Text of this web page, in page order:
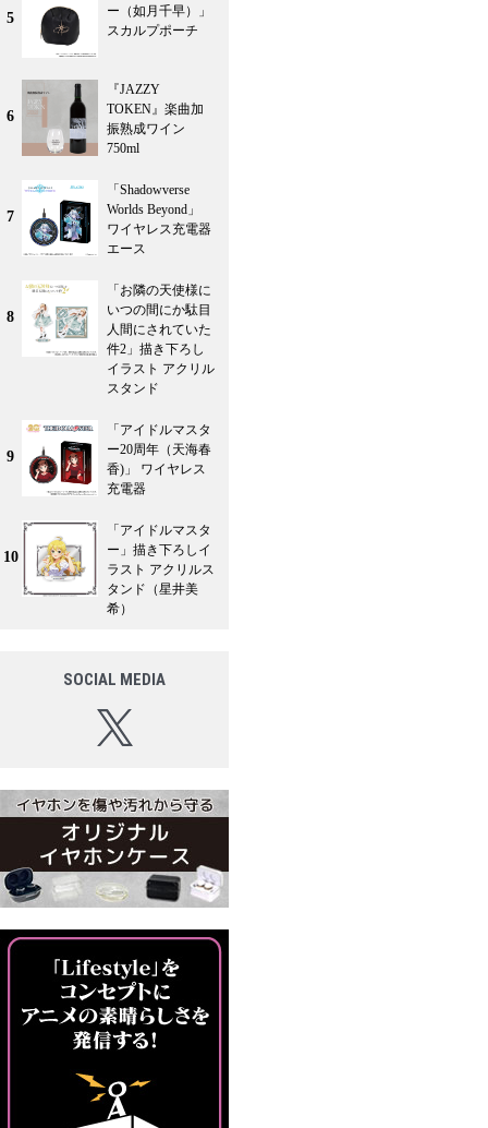
5
ー（如月千早）」
スカルプポーチ
6
『JAZZY
TOKEN』楽曲加
振熟成ワイン
750ml
7
「Shadowverse
Worlds Beyond」
ワイヤレス充電器
エース
8
「お隣の天使様に
いつの間にか駄目
人間にされていた
件2」描き下ろし
イラスト アクリル
スタンド
9
「アイドルマスタ
ー20周年（天海春
香)」 ワイヤレス
充電器
10
「アイドルマスタ
ー」描き下ろしイ
ラスト アクリルス
タンド（星井美
希）
SOCIAL MEDIA